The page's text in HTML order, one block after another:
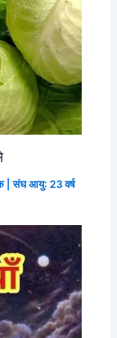
| संघ आयु: 23 वर्ष